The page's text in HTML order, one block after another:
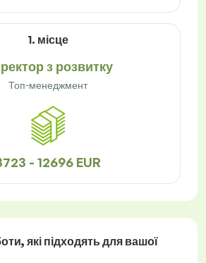
1. місце
з розвитку
Топ-менеджмент
- 12696 EUR
, які підходять для вашої